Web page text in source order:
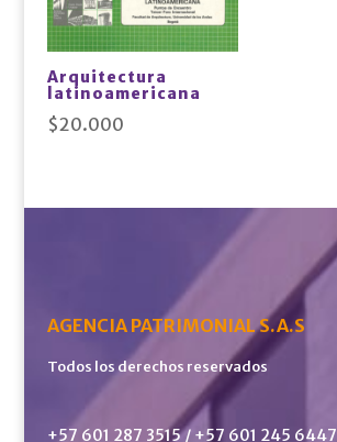
Arquitectura
latinoamericana
$20.000
AGENCIA PATRIMONIAL S.A.S
Todos los derechos reservados
+57 601 287 3515 / +57 601 245 6447